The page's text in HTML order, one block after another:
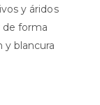
y áridos
de forma
y blancura